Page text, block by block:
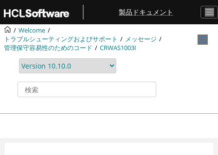
メインコンテンツにジャンプ
製品ドキュメント
Welcome
トラブルシューティングおよびサポート
メッセージ
管理保守容易性のためのコード
CRWAS1003I